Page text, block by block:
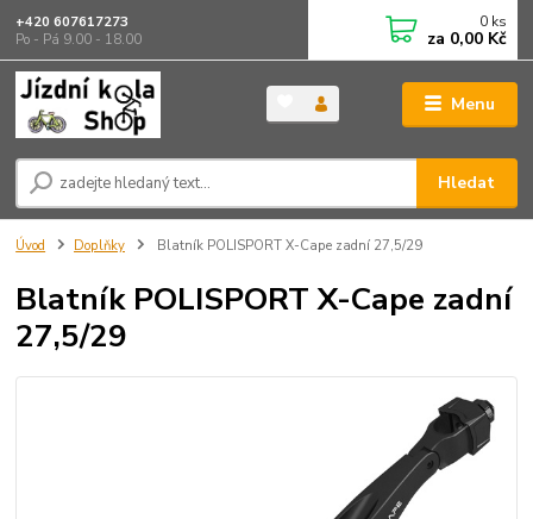
Menu
Hledat
+420 607617273
Po - Pá 9.00 - 18.00
0 ks
za 0,00 Kč
Úvod Doplňky Blatník POLISPORT X-Cape zadní 27,5/29
Blatník POLISPORT X-Cape zadní
27,5/29